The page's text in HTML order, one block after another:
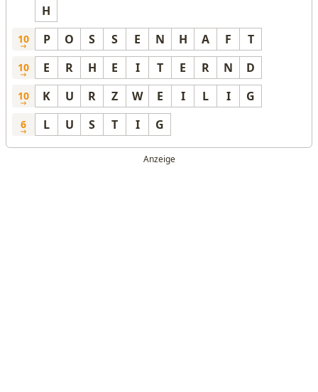
H
10 P O S S E N H A F T
10 E R H E I T E R N D
10 K U R Z W E I L I G
6 L U S T I G